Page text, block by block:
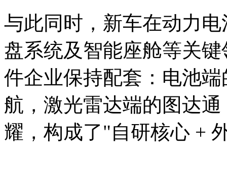
与此同时，新车在动力
盘系统及智能座舱等关
件企业保持配套：电池
航，激光雷达端的图达
耀，构成了"自研核心 +